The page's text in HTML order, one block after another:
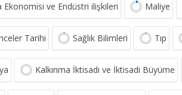
Ekonomisi ve Endüstri ilişkileri Maliye
Tarihi Sağlık Bilimleri Tıp
Kalkınma İktisadı ve İktisadi Büyüme